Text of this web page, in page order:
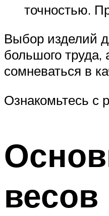
точностью.
Выбор изделий
большого
сомневаться в
Ознакомьтесь с
весов